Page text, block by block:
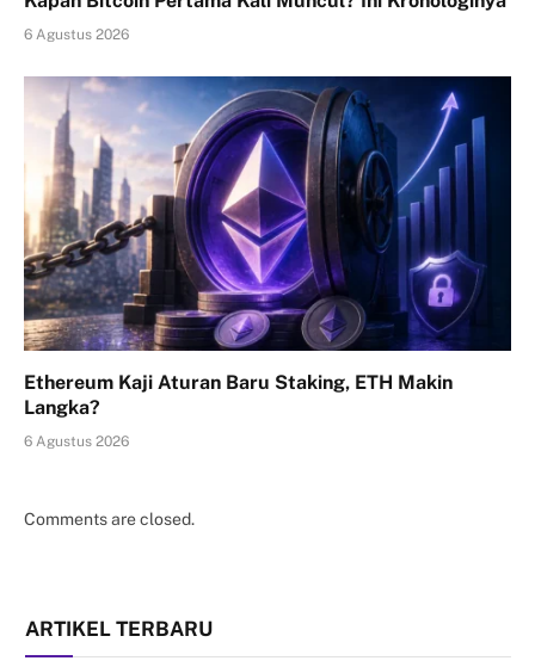
6 Agustus 2026
Ethereum Kaji Aturan Baru Staking, ETH Makin
Langka?
6 Agustus 2026
Comments are closed.
ARTIKEL TERBARU